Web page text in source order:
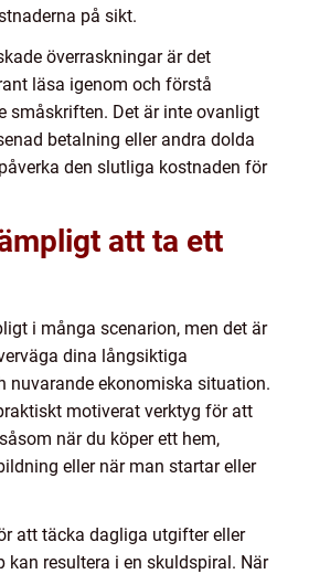
på sikt.
överraskningar är det
läsa igenom och förstå
småskriften. Det är inte ovanligt
betalning eller andra dolda
den slutliga kostnaden för
att ta ett
i många scenarion, men det är
dina långsiktiga
nuvarande ekonomiska situation.
motiverat verktyg för att
när du köper ett hem,
eller när man startar eller
att täcka dagliga utgifter eller
kan resultera i en skuldspiral. När